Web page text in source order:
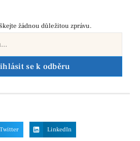
žádnou důležitou zprávu.
se k odběru
Twitter LinkedIn